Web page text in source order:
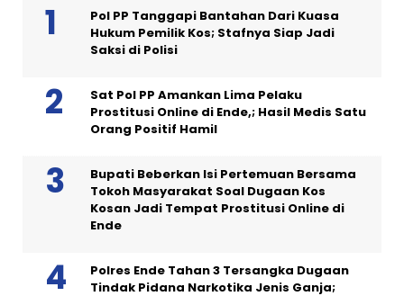
Pol PP Tanggapi Bantahan Dari Kuasa
Hukum Pemilik Kos; Stafnya Siap Jadi
Saksi di Polisi
Sat Pol PP Amankan Lima Pelaku
Prostitusi Online di Ende,; Hasil Medis Satu
Orang Positif Hamil
Bupati Beberkan Isi Pertemuan Bersama
Tokoh Masyarakat Soal Dugaan Kos
Kosan Jadi Tempat Prostitusi Online di
Ende
Polres Ende Tahan 3 Tersangka Dugaan
Tindak Pidana Narkotika Jenis Ganja;